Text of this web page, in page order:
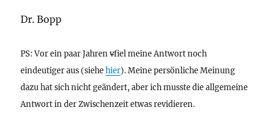
Dr. Bopp
PS: Vor ein paar Jahrenvfiel meine Antwort noch
eindeutiger aus (siehehier). Meine persönliche Meinung
dazu hat sich nicht geändert, aber ich musste die allgemeine
Antwort in der Zwischenzeit etwas revidieren.